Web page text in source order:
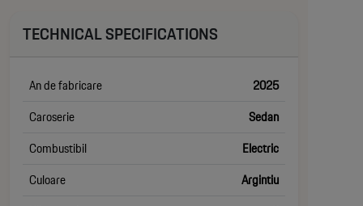
TECHNICAL SPECIFICATIONS
An de fabricare
2025
Caroserie
Sedan
Combustibil
Electric
Culoare
Argintiu